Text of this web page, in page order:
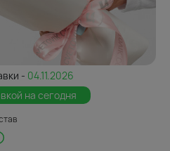
- 04.11.2026
на сегодня